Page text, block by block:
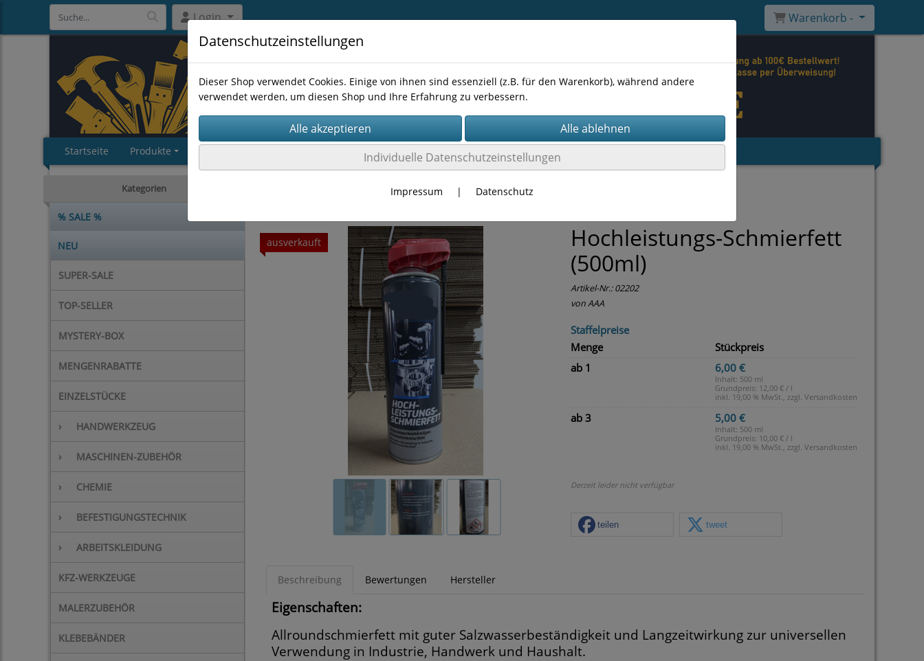
Login Warenkorb -
Startseite Produkte
Kategorien
% SALE %
NEU
SUPER-SALE
TOP-SELLER
MYSTERY-BOX
MENGENRABATTE
EINZELSTÜCKE
› HANDWERKZEUG
› MASCHINEN-ZUBEHÖR
› CHEMIE
› BEFESTIGUNGSTECHNIK
› ARBEITSKLEIDUNG
KFZ-WERKZEUGE
MALERZUBEHÖR
KLEBEBÄNDER
ausverkauft
Hochleistungs-Schmierfett
(500ml)
Artikel-Nr.:02202
von AAA
Staffelpreise
Menge
Stückpreis
ab 1
6,00 €
Inhalt: 500 ml
Grundpreis: 12,00 € / l
inkl. 19,00 % MwSt., zzgl. Versandkosten
ab 3 5,00 €
Inhalt: 500 ml
Grundpreis: 10,00 € / l
inkl. 19,00 % MwSt., zzgl. Versandkosten
Derzeit leider nicht verfügbar
teilen tweet
Beschreibung Bewertungen Hersteller
Eigenschaften:
Allroundschmierfett mit guter Salzwasserbeständigkeit und Langzeitwirkung zur universellen
Verwendung in Industrie, Handwerk und Haushalt.
Datenschutzeinstellungen
Dieser Shop verwendet Cookies. Einige von ihnen sind essenziell (z.B. für den Warenkorb), während andere
verwendet werden, um diesen Shop und Ihre Erfahrung zu verbessern.
Individuelle Datenschutzeinstellungen
Impressum | Datenschutz